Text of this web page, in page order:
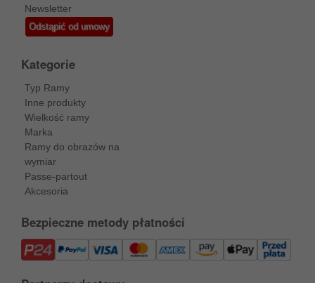
Newsletter
Odstąpić od umowy
Kategorie
Typ Ramy
Inne produkty
Wielkość ramy
Marka
Ramy do obrazów na
wymiar
Passe-partout
Akcesoria
Bezpieczne metody płatności